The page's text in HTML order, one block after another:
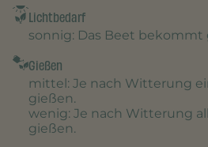
Lichtbedarf
sonnig: Das Beet bekommt
Gießen
mittel: Je nach Witterung
gießen.
wenig: Je nach Witterung
gießen.